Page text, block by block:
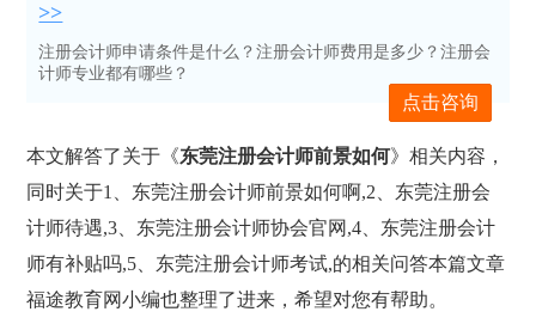
>>
注册会计师申请条件是什么？注册会计师费用是多少？注册会
计师专业都有哪些？
点击咨询
本文解答了关于《东莞注册会计师前景如何》相关内容，
同时关于1、东莞注册会计师前景如何啊,2、东莞注册会
计师待遇,3、东莞注册会计师协会官网,4、东莞注册会计
师有补贴吗,5、东莞注册会计师考试,的相关问答本篇文章
福途教育网小编也整理了进来，希望对您有帮助。